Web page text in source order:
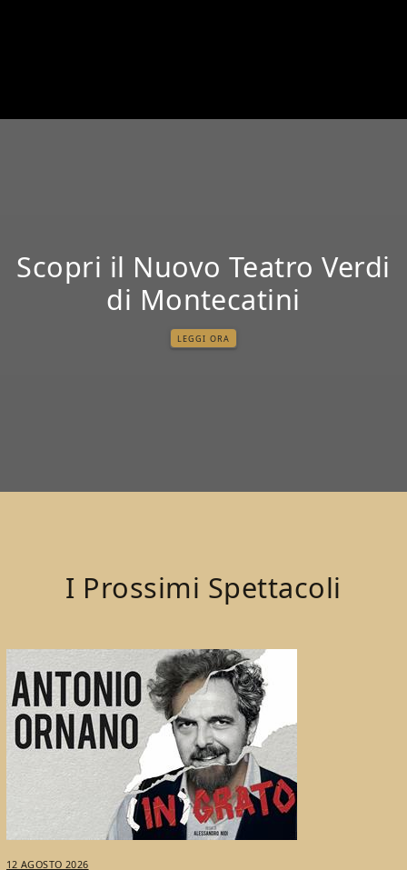
Scopri il Nuovo Teatro Verdi
di Montecatini
LEGGI ORA
I Prossimi Spettacoli
12 AGOSTO 2026